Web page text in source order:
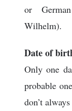
or
Wilhelm).
Date of
Only one
probable
don’t